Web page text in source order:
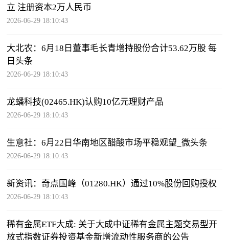
立 注册资本2万人民币
2026-06-29 18:10:43
大北农：6月18日董事毛长青增持股份合计53.62万股 每
日头条
2026-06-29 18:10:43
龙蟠科技(02465.HK)认购10亿元理财产品
2026-06-29 18:10:43
生意社：6月22日华南地区醋酸市场平稳观望_微头条
2026-06-29 18:10:43
新资讯：奇点国峰（01280.HK）通过10%股份回购授权
2026-06-29 18:10:43
稀有金属ETF大成: 关于大成中证稀有金属主题交易型开
放式指数证券投资基金新增流动性服务商的公告